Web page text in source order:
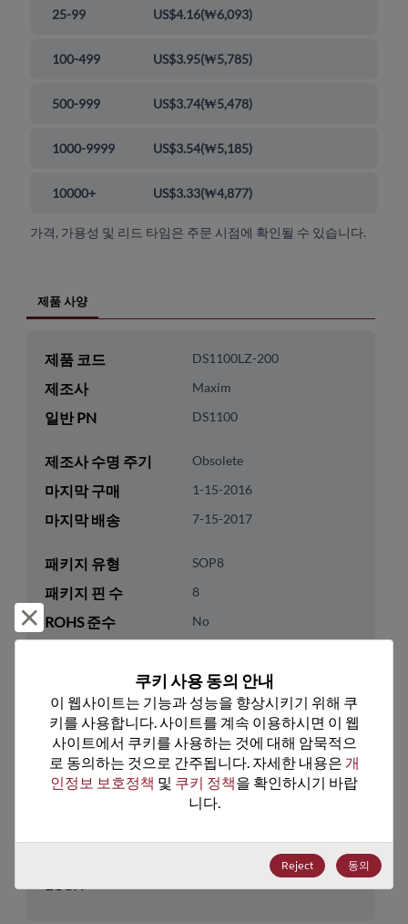
25-99 US$4.16(₩6,093)
100-499 US$3.95(₩5,785)
500-999 US$3.74(₩5,478)
1000-9999 US$3.54(₩5,185)
10000+ US$3.33(₩4,877)
가격, 가용성 및 리드 타임은 주문 시점에 확인될 수 있습니다.
제품 사양
제품 코드 DS1100LZ-200
제조사 Maxim
일반 PN DS1100
제조사 수명 주기 Obsolete
마지막 구매 1-15-2016
마지막 배송 7-15-2017
패키지 유형 SOP8
패키지 핀 수 8
ROHS 준수 No
Tube
패키지 수량 100
기술 카테고리 Logic
기술 하위 카테고리 Additional Logic Functions
Other/Misc Logic
거부 및 닫기
쿠키 사용 동의 안내
이 웹사이트는 기능과 성능을 향상시키기 위해 쿠
키를 사용합니다. 사이트를 계속 이용하시면 이 웹
사이트에서 쿠키를 사용하는 것에 대해 암묵적으
로 동의하는 것으로 간주됩니다. 자세한 내용은 개
인정보 보호정책 및 쿠키 정책을 확인하시기 바랍
니다.
Reject 동의